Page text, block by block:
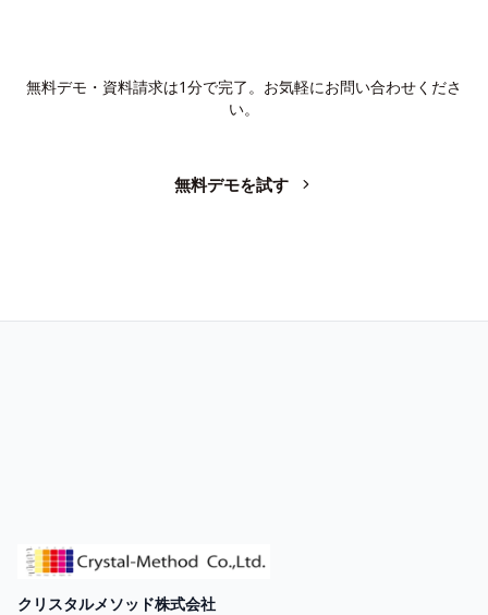
無料デモ・資料請求は1分で完了。お気軽にお問い合わせくださ
い。
無料デモを試す
クリスタルメソッド株式会社